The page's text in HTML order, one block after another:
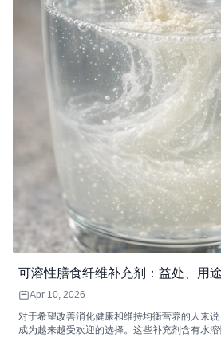
可溶性膳食纤维补充剂：益处、用
Apr 10, 2026
对于希望改善消化健康和维持均衡营养的人来
成为越来越受欢迎的选择。这些补充剂含有水